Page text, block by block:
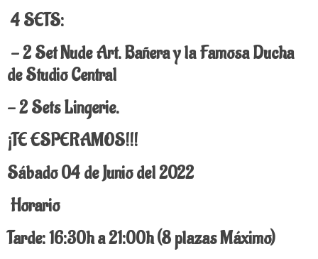
4 SETS:
- 2 Set Nude Art. Bañera y la Famosa Ducha
de Studio Central
- 2 Sets Lingerie.
¡TE ESPERAMOS!!!
Sábado 04 de Junio del 2022
Horario
Tarde: 16:30h a 21:00h (8 plazas Máximo)